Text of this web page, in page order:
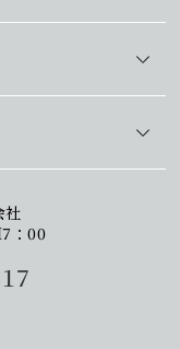
社
：00